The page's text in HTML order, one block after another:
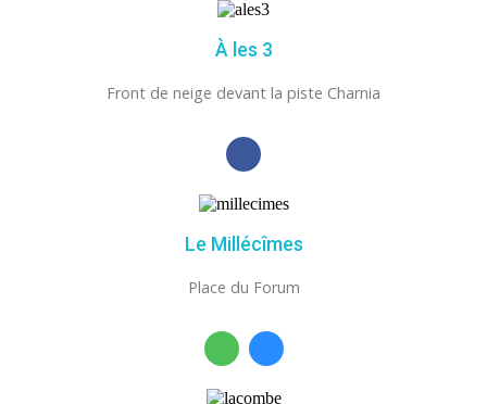
À les 3
Front de neige devant la piste Charnia
Le Millécîmes
Place du Forum